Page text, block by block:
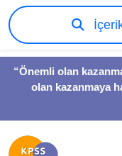
“Önemli olan
olan kazanmaya